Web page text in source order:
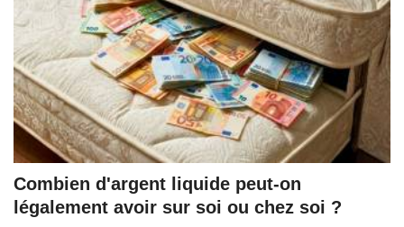
Combien d'argent liquide peut-on
légalement avoir sur soi ou chez soi ?